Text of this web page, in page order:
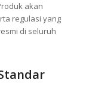
akan
regulasi yang
di seluruh